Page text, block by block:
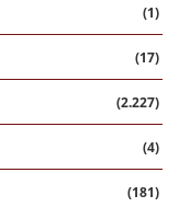
(1)
(17)
(2.227)
(4)
(181)